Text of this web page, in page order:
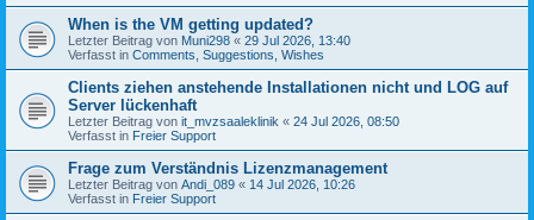
When is the VM getting updated?
Letzter Beitrag von Muni298 « 29 Jul 2026, 13:40
Verfasst in Comments, Suggestions, Wishes
Clients ziehen anstehende Installationen nicht und LOG auf
Server lückenhaft
Letzter Beitrag von it_mvzsaaleklinik « 24 Jul 2026, 08:50
Verfasst in Freier Support
Frage zum Verständnis Lizenzmanagement
Letzter Beitrag von Andi_089 « 14 Jul 2026, 10:26
Verfasst in Freier Support